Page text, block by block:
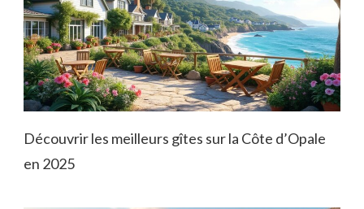
Découvrir les meilleurs gîtes sur la Côte d’Opale
en 2025